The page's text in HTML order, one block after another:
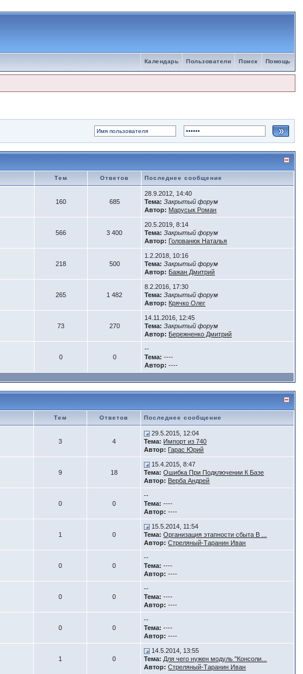
Помощь
Поиск
Пользователи
Календарь
Тем Ответов Последнее сообщение
160 685
28.9.2012, 14:40
Тема: Закрытый форум
Автор: Марусык Роман
566 3 400
20.5.2019, 8:14
Тема: Закрытый форум
Автор: Голованюк Наталья
218 500
1.2.2018, 10:16
Тема: Закрытый форум
Автор: Бажан Дмитрий
265 1 482
8.2.2016, 17:30
Тема: Закрытый форум
Автор: Крячко Олег
73 270
14.11.2016, 12:45
Тема: Закрытый форум
Автор: Бережненко Дмитрий
0 0
--
Тема: ----
Автор: ----
Тем Ответов Последнее сообщение
3 4
29.5.2015, 12:04
Тема: Импорт из 740
Автор: Гарас Юрий
9 18
15.4.2015, 8:47
Тема: Ошибка При Подключении К Базе
Автор: Верба Андрей
0 0
--
Тема: ----
Автор: ----
1 0
15.5.2014, 11:54
Тема: Организация этапности сбыта В ...
Автор: Стреляный-Таранин Иван
0 0
--
Тема: ----
Автор: ----
0 0
--
Тема: ----
Автор: ----
0 0
--
Тема: ----
Автор: ----
1 0
14.5.2014, 13:55
Тема: Для чего нужен модуль "Консоли...
Автор: Стреляный-Таранин Иван